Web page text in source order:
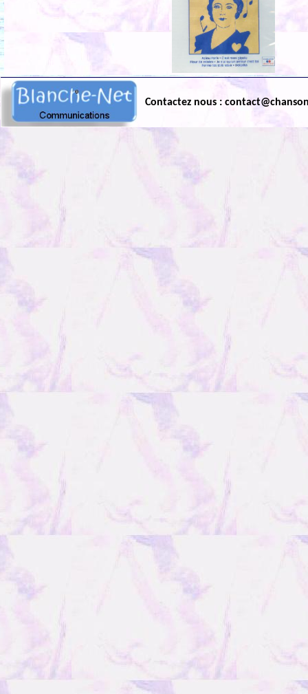
Contactez nous :